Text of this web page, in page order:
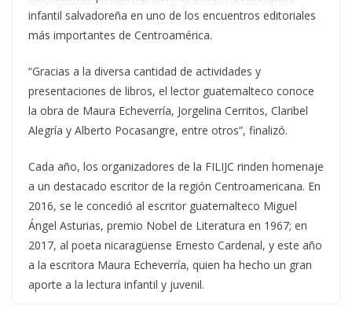
infantil salvadoreña en uno de los encuentros editoriales
más importantes de Centroamérica.
“Gracias a la diversa cantidad de actividades y
presentaciones de libros, el lector guatemalteco conoce
la obra de Maura Echeverría, Jorgelina Cerritos, Claribel
Alegría y Alberto Pocasangre, entre otros”, finalizó.
Cada año, los organizadores de la FILIJC rinden homenaje
a un destacado escritor de la región Centroamericana. En
2016, se le concedió al escritor guatemalteco Miguel
Ángel Asturias, premio Nobel de Literatura en 1967; en
2017, al poeta nicaragüense Ernesto Cardenal, y este año
a la escritora Maura Echeverría, quien ha hecho un gran
aporte a la lectura infantil y juvenil.